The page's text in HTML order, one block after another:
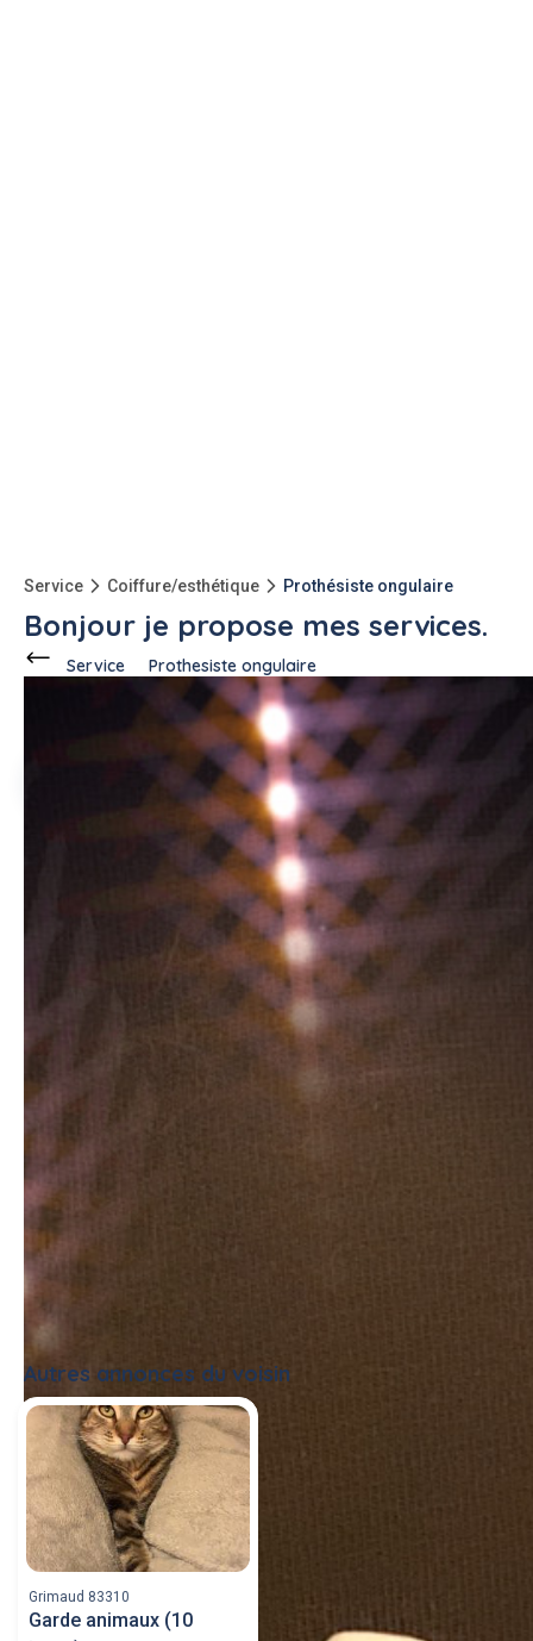
Service Coiffure/esthétique Prothésiste ongulaire
Bonjour je propose mes services.
Service Prothesiste ongulaire
propose ce service àCogolin (83310)
Charlene G.
Description de l'annonce
J'ai une formation de prothésiste ongulaire je propose une
#prothesiste ongulaire
Autres annonces du voisin
Grimaud 83310
Garde animaux (10